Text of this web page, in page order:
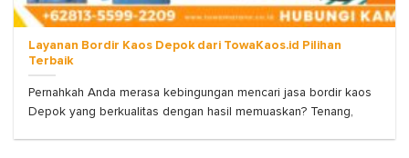
Layanan Bordir Kaos Depok dari TowaKaos.id Pilihan
Terbaik
Pernahkah Anda merasa kebingungan mencari jasa bordir kaos
Depok yang berkualitas dengan hasil memuaskan? Tenang,